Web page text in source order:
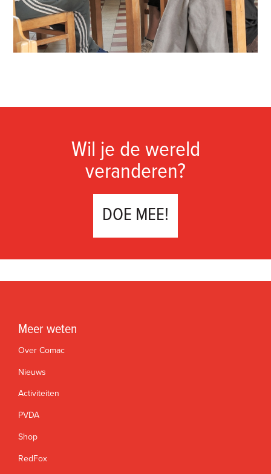
Wil je de wereld
veranderen?
DOE MEE!
Meer weten
Over Comac
Nieuws
Activiteiten
PVDA
Shop
RedFox